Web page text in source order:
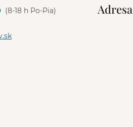
(8-18 h Po-Pia) Adresa